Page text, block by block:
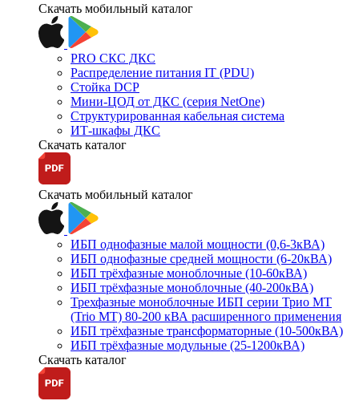
Скачать мобильный каталог
PRO СКС ДКС
Распределение питания IT (PDU)
Стойка DCP
Мини-ЦОД от ДКС (серия NetOne)
Структурированная кабельная система
ИТ-шкафы ДКС
Скачать каталог
Скачать мобильный каталог
ИБП однофазные малой мощности (0,6-3кВА)
ИБП однофазные средней мощности (6-20кВА)
ИБП трёхфазные моноблочные (10-60кВА)
ИБП трёхфазные моноблочные (40-200кВА)
Трехфазные моноблочные ИБП серии Трио МТ
(Trio MT) 80-200 кВА расширенного применения
ИБП трёхфазные трансформаторные (10-500кВА)
ИБП трёхфазные модульные (25-1200кВА)
Скачать каталог